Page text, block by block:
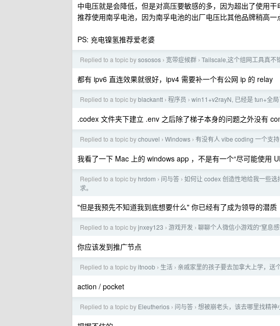
中电压就是会降低，但是对高压要敏感的多，因为超出了使用
推荐使用南孚电池，因为南孚电池的出厂电压比其他品牌稍高一
PS: 充电镍氢推荐爱老婆
Replied to a topic bysososos › 宽带症候群 › Tailscale,这个组网工具真不
都有 ipv6 直连效果就很好，ipv4 需要补一个有公网 ip 的 relay
Replied to a topic byblackantt › 程序员 › win11+v2rayN, 已经是 tun+全
.codex 文件夹下建立 .env 之后除了梯子本身的问题之外没有
Replied to a topic bychouvel › Windows › 有没有人 vibe coding 一个支
我看了一下 Mac 上的 windows app ，不是有一个“尽可能使用
Replied to a topic by hrdom › 问与答 › 如何让 codex 创造性地给我一些
求。
"但是我预先不知道我到底想要什么" 你已经有了成为领导的潜质
Replied to a topic byjnxey123 › 游戏开发 › 聊聊个人微信小游戏的“窒息
你应该发到推广节点
Replied to a topic byitnoob › 生活 › 亲戚家里的孩子要去加拿大上学，送
action / pocket
Replied to a topic by Eleutherios › 问与答 › 想被崩老头，该去哪里找精神